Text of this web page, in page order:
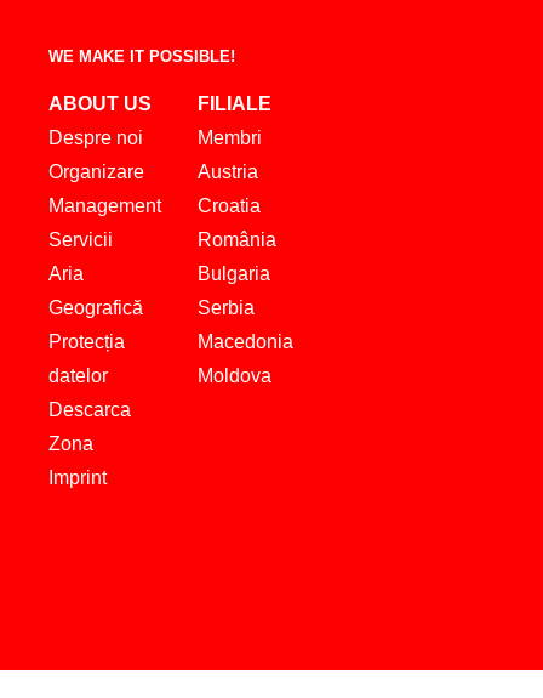
WE MAKE IT POSSIBLE!
ABOUT US
Despre noi
Organizare
Management
Servicii
Aria
Geografică
Protecția
datelor
Descarca
Zona
Imprint
FILIALE
Membri
Austria
Croatia
România
Bulgaria
Serbia
Macedonia
Moldova